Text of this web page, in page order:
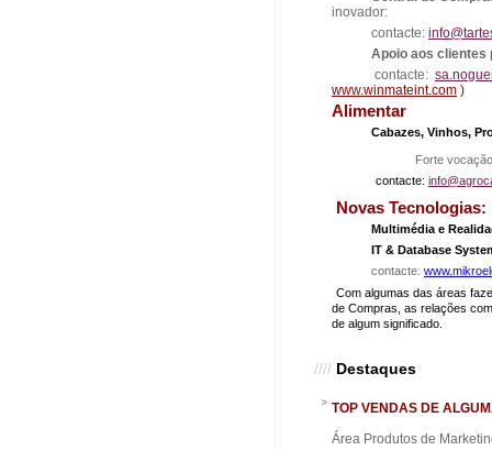
inovador:
contacte:
Apoio aos clientes
contacte:
www.winmateint.com )
Alimentar
Cabazes, Vinhos,
Forte vocação
contacte:
Novas Tecnologias:
Multimédia e
IT & Database
contacte:
Com algumas das áreas
de Compras, as relações
de algum significado.
//// Destaques
TOP VENDAS DE
Área Produtos de